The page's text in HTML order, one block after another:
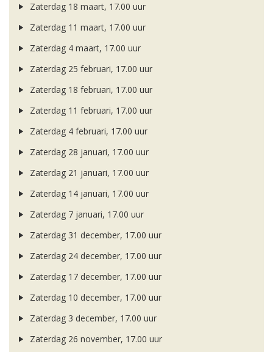
Zaterdag 18 maart, 17.00 uur
Zaterdag 11 maart, 17.00 uur
Zaterdag 4 maart, 17.00 uur
Zaterdag 25 februari, 17.00 uur
Zaterdag 18 februari, 17.00 uur
Zaterdag 11 februari, 17.00 uur
Zaterdag 4 februari, 17.00 uur
Zaterdag 28 januari, 17.00 uur
Zaterdag 21 januari, 17.00 uur
Zaterdag 14 januari, 17.00 uur
Zaterdag 7 januari, 17.00 uur
Zaterdag 31 december, 17.00 uur
Zaterdag 24 december, 17.00 uur
Zaterdag 17 december, 17.00 uur
Zaterdag 10 december, 17.00 uur
Zaterdag 3 december, 17.00 uur
Zaterdag 26 november, 17.00 uur